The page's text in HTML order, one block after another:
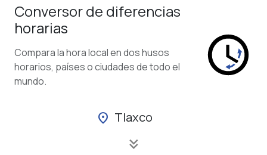
Conversor de diferencias
horarias
Compara la hora local en dos husos
horarios, países o ciudades de todo el
mundo.
location_on Tlaxco
keyboard_double_arrow_down